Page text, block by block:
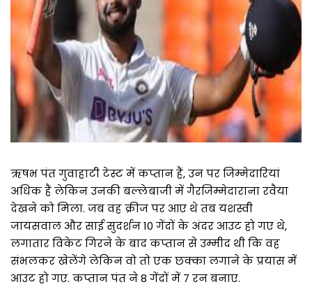
ऋषभ पंत गुवाहाटी टेस्ट में कप्तान हैं, उन पर जिम्मेदारियां
अधिक हैं लेकिन उनकी बल्लेबाजी में गैरजिम्मेदाराना रवैया
देखने को मिला. जब वह क्रीज पर आए थे तब यशस्वी
जायसवाल और साई सुदर्शन 10 गेंदों के अंदर आउट हो गए थे,
लगातार विकेट गिरने के बाद कप्तान से उम्मीद थी कि वह
संभलकर खेलेंगे लेकिन वो तो एक छक्का लगाने के प्रयास में
आउट हो गए. कप्तान पंत ने 8 गेंदों में 7 रन बनाए.